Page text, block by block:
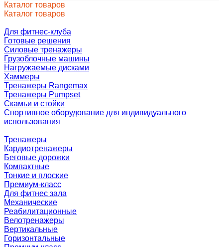
Каталог товаров
Каталог товаров
Для фитнес-клуба
Готовые решения
Силовые тренажеры
Грузоблочные машины
Нагружаемые дисками
Хаммеры
Тренажеры Rangemax
Тренажеры Pumpset
Скамьи и стойки
Спортивное оборудование для индивидуального
использования
Тренажеры
Кардиотренажеры
Беговые дорожки
Компактные
Тонкие и плоские
Премиум-класс
Для фитнес зала
Механические
Реабилитационные
Велотренажеры
Вертикальные
Горизонтальные